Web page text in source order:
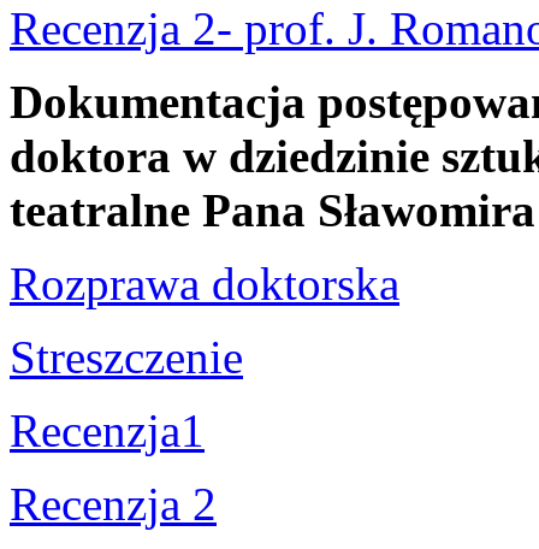
Recenzja 2- prof. J.
Dokumentacja
doktora w dziedzinie
teatralne Pana
Rozprawa doktorska
Streszczenie
Recenzja1
Recenzja 2